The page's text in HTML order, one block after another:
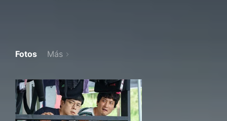
Fotos Más